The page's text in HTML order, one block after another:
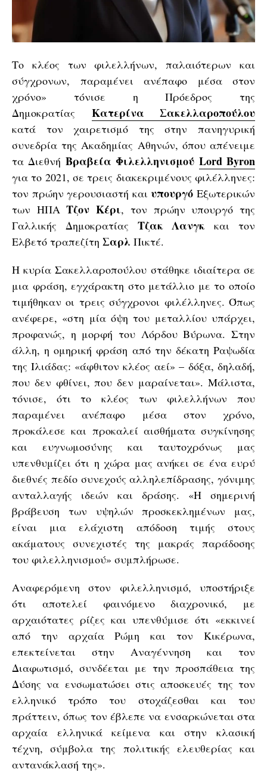
Το κλέος των φιλελλήνων, παλαιότερων και
σύγχρονων, παραμένει ανέπαφο μέσα στον
χρόνο» τόνισε η Πρόεδρος της
Δημοκρατίας
Κατερίνα Σακελλαροπούλου
κατά τον χαιρετισμό της στην πανηγυρική
συνεδρία της Ακαδημίας Αθηνών, όπου απένειμε
τα Διεθνή Βραβεία Φιλελληνισμού Lord Byron
για το 2021, σε τρεις διακεκριμένους φιλέλληνες:
τον πρώην γερουσιαστή και υπουργό Εξωτερικών
των ΗΠΑΤζον Κέρι, τον πρώην υπουργό της
Γαλλικής Δημοκρατίας Τζακ Λανγκ και τον
Ελβετό τραπεζίτη Σαρλ Πικτέ.
Η κυρία Σακελλαροπούλου στάθηκε ιδιαίτερα σε
μια φράση, εγχάρακτη στο μετάλλιο με το οποίο
τιμήθηκαν οι τρεις σύγχρονοι φιλέλληνες. Όπως
ανέφερε, «στη μία όψη του μεταλλίου υπάρχει,
προφανώς, η μορφή του Λόρδου Βύρωνα. Στην
άλλη, η ομηρική φράση από την δέκατη Ραψωδία
της Ιλιάδας: «άφθιτον κλέος αεί» – δόξα, δηλαδή,
που δεν φθίνει, που δεν μαραίνεται». Μάλιστα,
τόνισε, ότι το κλέος των φιλελλήνων που
παραμένει ανέπαφο μέσα στον χρόνο,
προκάλεσε και προκαλεί αισθήματα συγκίνησης
και ευγνωμοσύνης και ταυτοχρόνως μας
υπενθυμίζει ότι η χώρα μας ανήκει σε ένα ευρύ
διεθνές πεδίο συνεχούς αλληλεπίδρασης, γόνιμης
ανταλλαγής ιδεών και δράσης. «Η σημερινή
βράβευση των υψηλών προσκεκλημένων μας,
είναι μια ελάχιστη απόδοση τιμής στους
ακάματους συνεχιστές της μακράς παράδοσης
του φιλελληνισμού» συμπλήρωσε.
Αναφερόμενη στον φιλελληνισμό, υποστήριξε
ότι αποτελεί φαινόμενο διαχρονικό, με
αρχαιότατες ρίζες και υπενθύμισε ότι «εκκινεί
από την αρχαία Ρώμη και τον Κικέρωνα,
επεκτείνεται στην Αναγέννηση και τον
Διαφωτισμό, συνδέεται με την προσπάθεια της
Δύσης να ενσωματώσει στις αποσκευές της τον
ελληνικό τρόπο του στοχάζεσθαι και του
πράττειν, όπως τον έβλεπε να ενσαρκώνεται στα
αρχαία ελληνικά κείμενα και στην κλασική
τέχνη, σύμβολα της πολιτικής ελευθερίας και
αντανάκλασή της».